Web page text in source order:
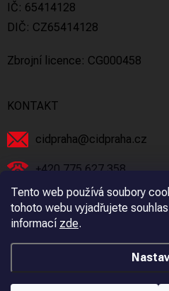
Tento web používá soubory
tohoto webu vyjadřujete
informací zde.
IČ: 65414128
DIČ: CZ65414128
Zbrojní licence: CG000458
KONTAKT
cidpraha@cidpraha.cz
+420 775 627 358
Facebook
cidpraha_zbrane